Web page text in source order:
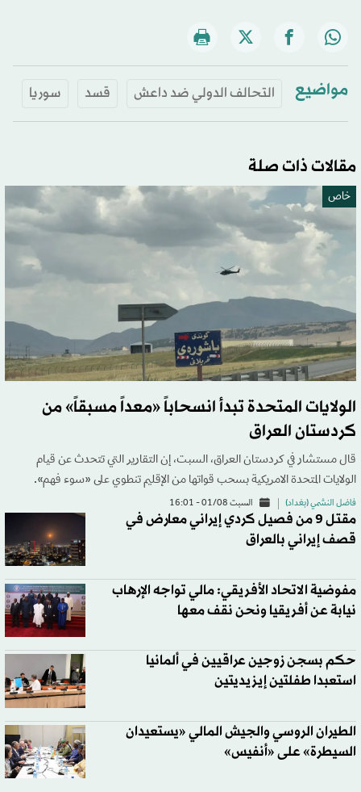
مواضيع التحالف الدولي ضد داعش قسد سوريا
مقالات ذات صلة
خاص
الولايات المتحدة تبدأ انسحاباً «معداً مسبقاً» من
كردستان العراق
قال مستشار في كردستان العراق، السبت، إن التقارير التي تتحدث عن قيام
الولايات المتحدة الامريكية بسحب قواتها من الإقليم تنطوي على «سوء فهم».
فاضل النشمي (بغداد) السبت 01/08 - 16:01
مقتل 9 من فصيل كردي إيراني معارض في
قصف إيراني بالعراق
مفوضية الاتحاد الأفريقي: مالي تواجه الإرهاب
نيابة عن أفريقيا ونحن نقف معها
حكم بسجن زوجين عراقيين في ألمانيا
استعبدا طفلتين إيزيديتين
الطيران الروسي والجيش المالي «يستعيدان
السيطرة» على «أنفيس»